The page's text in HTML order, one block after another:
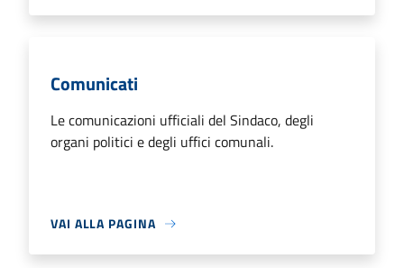
Comunicati
Le comunicazioni ufficiali del Sindaco, degli
organi politici e degli uffici comunali.
VAI ALLA PAGINA